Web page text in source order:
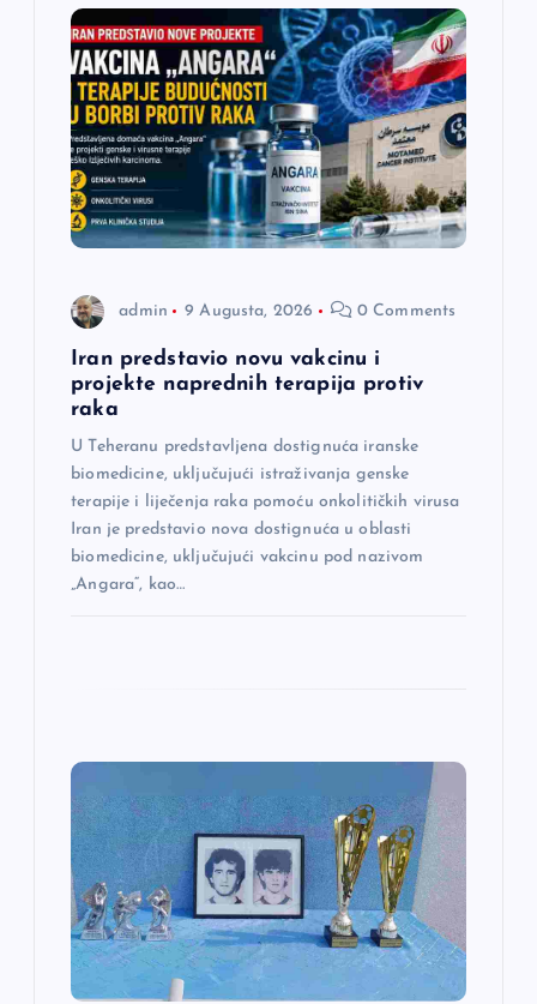
admin 9 Augusta, 2026 0 Comments
Iran predstavio novu vakcinu i
projekte naprednih terapija protiv
raka
U Teheranu predstavljena dostignuća iranske
biomedicine, uključujući istraživanja genske
terapije i liječenja raka pomoću onkolitičkih virusa
Iran je predstavio nova dostignuća u oblasti
biomedicine, uključujući vakcinu pod nazivom
„Angara“, kao…